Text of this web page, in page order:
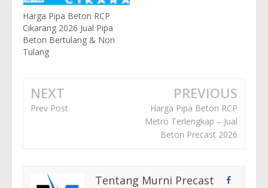
Harga Pipa Beton RCP
Cikarang 2026 Jual Pipa
Beton Bertulang & Non
Tulang
NEXT
Prev Post
PREVIOUS
Harga Pipa Beton RCP
Metro Terlengkap – Jual
Beton Precast 2026
Tentang Murni Precast